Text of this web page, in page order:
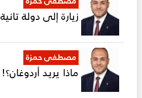
زيارة إلى دولة تانية
مصطفى حمزة
ماذا يريد أردوغان؟!